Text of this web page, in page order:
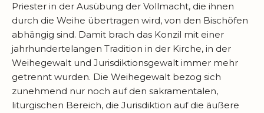
Priester in der Ausübung der Vollmacht, die ihnen
durch die Weihe übertragen wird, von den Bischöfen
abhängig sind. Damit brach das Konzil mit einer
jahrhundertelangen Tradition in der Kirche, in der
Weihegewalt und Jurisdiktionsgewalt immer mehr
getrennt wurden. Die Weihegewalt bezog sich
zunehmend nur noch auf den sakramentalen,
liturgischen Bereich, die Jurisdiktion auf die äußere